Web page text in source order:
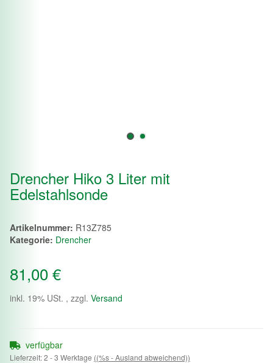
Drencher Hiko 3 Liter mit
Edelstahlsonde
Artikelnummer: R13Z785
Kategorie: Drencher
81,00 €
inkl. 19% USt. , zzgl. Versand
verfügbar
Lieferzeit:2 - 3 Werktage ((%s - Ausland abweichend))